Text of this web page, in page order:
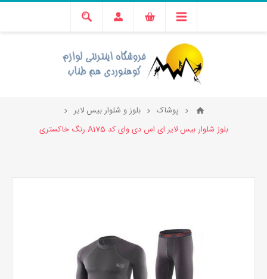
پوشاک
بلوز و شلوار بیس لایر
بلوز شلوار بیس لایر ای اس دی وای کد A175 رنگ خاکستری